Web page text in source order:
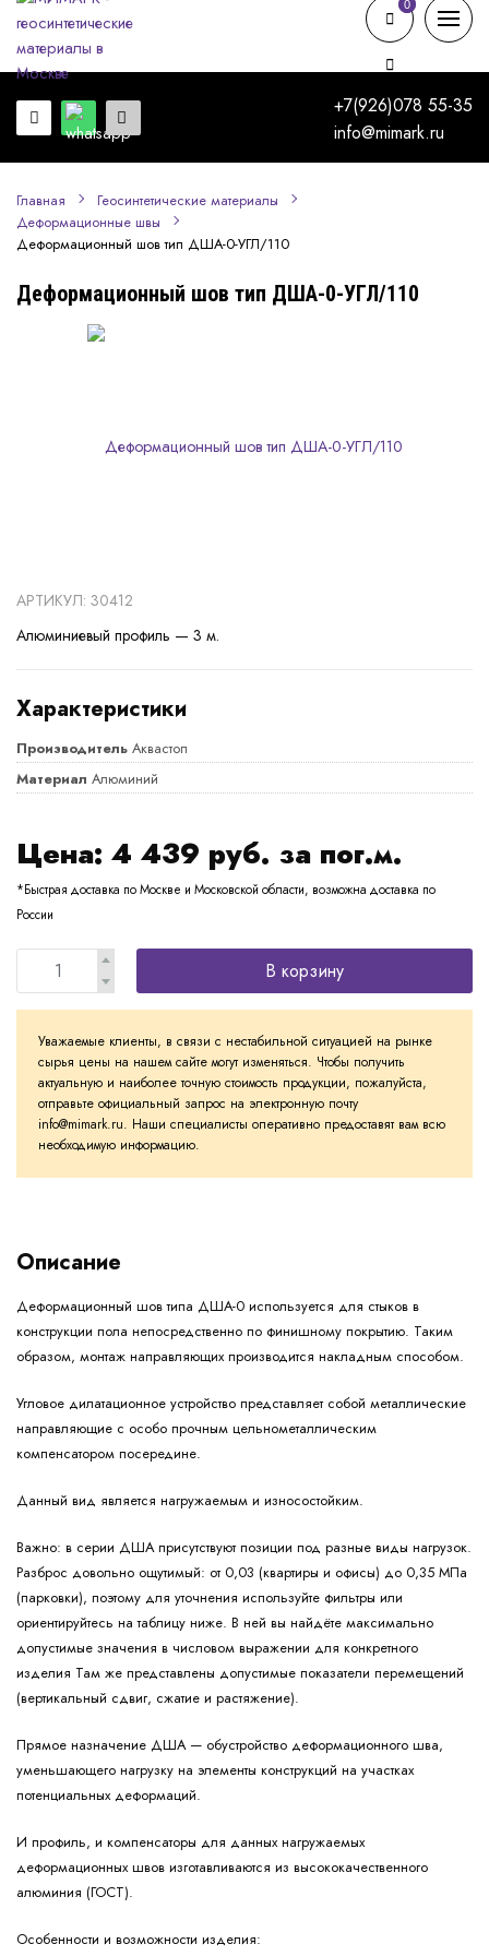
+7(926)078 55-35
info@mimark.ru
0
0
Главная
Геосинтетические материалы
Деформационные швы
Деформационный шов тип ДША-0-УГЛ/110
Деформационный шов тип ДША-0-УГЛ/110
АРТИКУЛ: 30412
Алюминиевый профиль — 3 м.
Характеристики
Производитель Аквастоп
Материал Алюминий
Цена: 4 439 руб. за пог.м.
*Быстрая доставка по Москве и Московской области, возможна доставка по
России
В корзину
Уважаемые клиенты, в связи с нестабильной ситуацией на рынке
сырья цены на нашем сайте могут изменяться. Чтобы получить
актуальную и наиболее точную стоимость продукции, пожалуйста,
отправьте официальный запрос на электронную почту
info@mimark.ru. Наши специалисты оперативно предоставят вам всю
необходимую информацию.
Описание
Деформационный шов типа ДША-0 используется для стыков в
конструкции пола непосредственно по финишному покрытию. Таким
образом, монтаж направляющих производится накладным способом.
Угловое дилатационное устройство представляет собой металлические
направляющие с особо прочным цельнометаллическим
компенсатором посередине.
Данный вид является нагружаемым и износостойким.
Важно: в серии ДША присутствуют позиции под разные виды нагрузок.
Разброс довольно ощутимый: от 0,03 (квартиры и офисы) до 0,35 МПа
(парковки), поэтому для уточнения используйте фильтры или
ориентируйтесь на таблицу ниже. В ней вы найдёте максимально
допустимые значения в числовом выражении для конкретного
изделия Там же представлены допустимые показатели перемещений
(вертикальный сдвиг, сжатие и растяжение).
Прямое назначение ДША — обустройство деформационного шва,
уменьшающего нагрузку на элементы конструкций на участках
потенциальных деформаций.
И профиль, и компенсаторы для данных нагружаемых
деформационных швов изготавливаются из высококачественного
алюминия (ГОСТ).
Особенности и возможности изделия: